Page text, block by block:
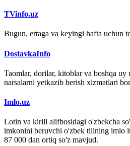
TVinfo.uz
Bugun, ertaga va keyingi hafta uchun
DostavkaInfo
Taomlar, dorilar, kitoblar va boshqa uy
narsalarni yetkazib berish xizmatlari
Imlo.uz
Lotin va kirill alifbosidagi o'zbekcha
imkonini beruvchi o'zbek tilining imlo
87 000 dan ortiq so'z mavjud.